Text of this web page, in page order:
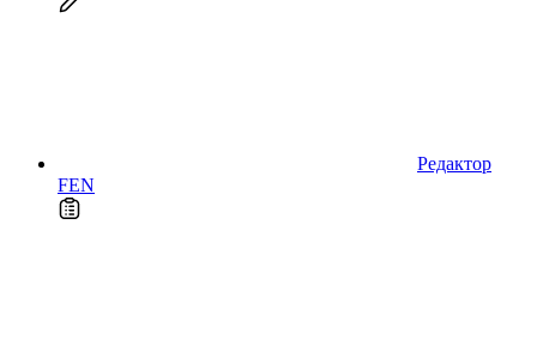
Редактор
FEN